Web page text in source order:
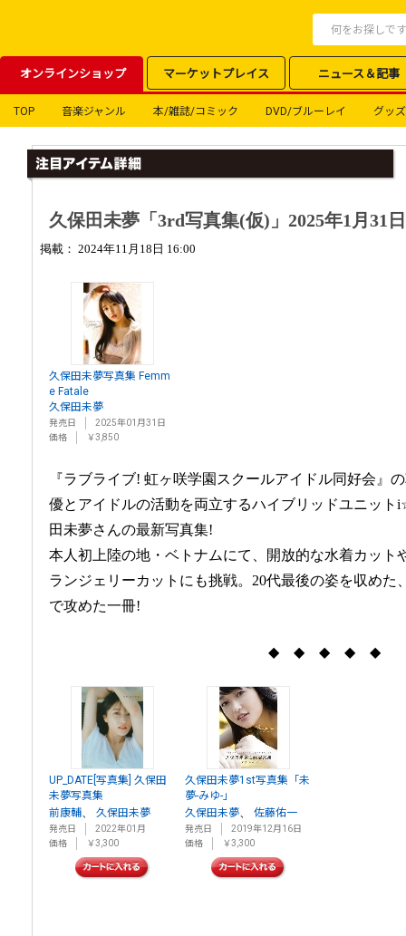
オンラインショップ マーケットプレイス ニュース＆記事
TOP 音楽ジャンル 本/雑誌/コミック DVD/ブルーレイ グッズ
久保田未夢「3rd写真集(仮)」2025年1月31
掲載： 2024年11月18日 16:00
久保田未夢写真集 Femm
e Fatale
久保田未夢
発売日
2025年01月31日
価格
￥3,850
『ラブライブ! 虹ヶ咲学園スクールアイドル同好会』
優とアイドルの活動を両立するハイブリッドユニット
田未夢さんの最新写真集!
本人初上陸の地・ベトナムにて、開放的な水着カット
ランジェリーカットにも挑戦。20代最後の姿を収めた
で攻めた一冊!
◆ ◆ ◆ ◆ ◆
UP_DATE[写真集] 久保田
未夢写真集
前康輔、 久保田未夢
発売日
2022年01月
価格
￥3,300
久保田未夢1st写真集「未
夢-みゆ-」
久保田未夢、 佐藤佑一
発売日
2019年12月16日
価格
￥3,300